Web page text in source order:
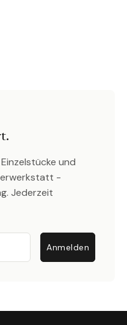
pinnen
und
-
Jederzeit
Anmelden